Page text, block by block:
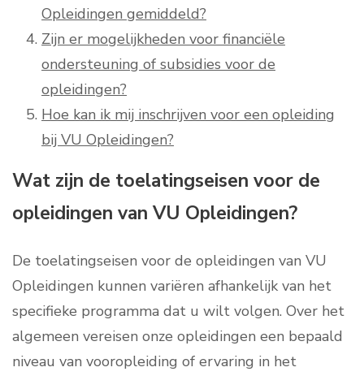
Opleidingen gemiddeld?
Zijn er mogelijkheden voor financiële
ondersteuning of subsidies voor de
opleidingen?
Hoe kan ik mij inschrijven voor een opleiding
bij VU Opleidingen?
Wat zijn de toelatingseisen voor de
opleidingen van VU Opleidingen?
De toelatingseisen voor de opleidingen van VU
Opleidingen kunnen variëren afhankelijk van het
specifieke programma dat u wilt volgen. Over het
algemeen vereisen onze opleidingen een bepaald
niveau van vooropleiding of ervaring in het